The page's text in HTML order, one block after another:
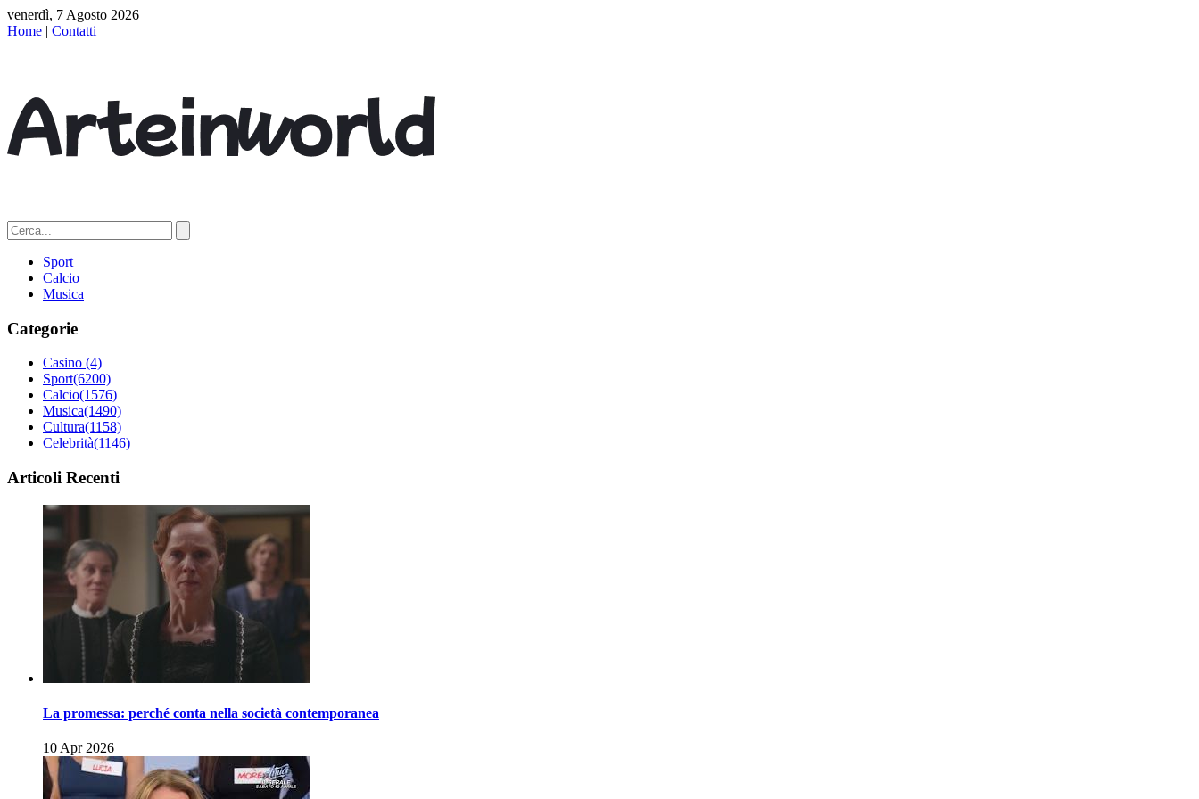
venerdì, 7 Agosto 2026
Home | Contatti
Sport
Calcio
Musica
Categorie
Casino (4)
Sport(6200)
Calcio(1576)
Musica(1490)
Cultura(1158)
Celebrità(1146)
Articoli Recenti
La promessa: perché conta nella società contemporanea
10 Apr 2026